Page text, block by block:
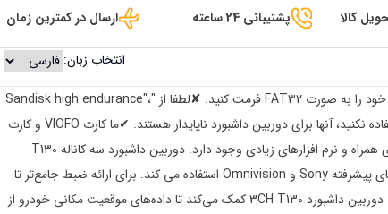
کالا پشتیبانی 24 ساعته ارسال در کمترین زمان
انتخاب زبان:
کارت حافظه موجود نیست، لطفاً قبل از استفاده، کارت SD خود را به صورت FAT32 فرمت کنید. ✘لطفا از "Sandisk high endurance"،
"Samsung EVO Select"، "Samsung PRO Plus" استفاده نکنید، آنها برای دوربین داشبورد ناپایدار هستند. ✔ما کارت VIOFO و کارت
استقامت بالا Samsung Pro را توصیه می کنیم. تلفن های همراه و نرم افزارهای زیادی وجود دارد. دوربین داشبورد سه کاناله T130
همزمان با نظارت بر جلو، داخل و عقب خودرو، از سنسورهای پیشرفته Sony و Omnivision استفاده می کند. برای ارائه ضبط جامع‌تر تا
حداکثر 2K با نمای فوق‌العاده واضح. ماژول GPS داخلی به دوربین داشبورد 3CH T130 کمک می‌کند تا داده‌های موقعیت مکانی خودرو از